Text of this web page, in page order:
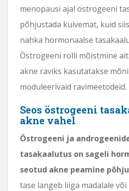
menopausi ajal östrogeeni
põhjustada kuivemat, kuid
nahka hormonaalse
Östrogeeni rolli mõistmine
akne raviks kasutatakse
moduleerivaid ravimeetodeid.
Seos östrogeeni
akne vahel
Östrogeeni ja
tasakaalutus on sageli
seotud akne peamine
tase langeb liiga madalale